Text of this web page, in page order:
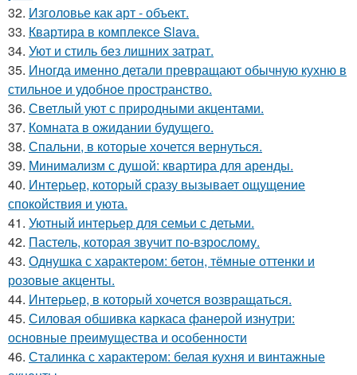
32. Изголовье как арт - объект.
33. Квартира в комплексе Slava.
34. Уют и стиль без лишних затрат.
35. Иногда именно детали превращают обычную кухню в
стильное и удобное пространство.
36. Светлый уют с природными акцентами.
37. Комната в ожидании будущего.
38. Спальни, в которые хочется вернуться.
39. Минимализм с душой: квартира для аренды.
40. Интерьер, который сразу вызывает ощущение
спокойствия и уюта.
41. Уютный интерьер для семьи с детьми.
42. Пастель, которая звучит по-взрослому.
43. Однушка с характером: бетон, тёмные оттенки и
розовые акценты.
44. Интерьер, в который хочется возвращаться.
45. Силовая обшивка каркаса фанерой изнутри:
основные преимущества и особенности
46. Сталинка с характером: белая кухня и винтажные